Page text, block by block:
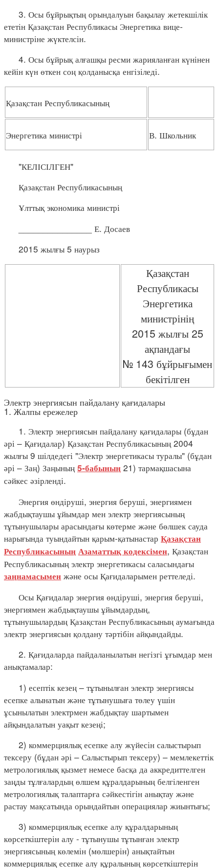
3. Осы бұйрықтың орындалуын бақылау жетекшілік
ететін Қазақстан Республикасы Энергетика вице-
министріне жүктелсін.
4. Осы бұйрық алғашқы ресми жарияланған күнінен
кейін күн өткен соң қолданысқа енгізіледі.
Қазақстан Республикасының
Энергетика министрі В. Школьник
"КЕЛІСІЛГЕН"
Қазақстан Республикасының
Ұлттық экономика министрі
_______________ Е. Досаев
2015 жылғы 5 наурыз
Қазақстан
Республикасы
Энергетика
министрінің
2015 жылғы 25
ақпандағы
№ 143 бұйрығымен
бекітілген
Электр энергиясын пайдалану қағидалары
1. Жалпы ережелер
1. Электр энергиясын пайдалану қағидалары (бұдан
әрі – Қағидалар) Қазақстан Республикасының 2004
жылғы 9 шілдедегі "Электр энергетикасы туралы" (бұдан
әрі – Заң) Заңының 5-бабының 21) тармақшасына
сәйкес әзірленді.
Энергия өндіруші, энергия беруші, энергиямен
жабдықтаушы ұйымдар мен электр энергиясының
тұтынушылары арасындағы көтерме және бөлшек сауда
нарығында туындайтын қарым-қатынастар Қазақстан
Республикасының Азаматтық кодексімен, Қазақстан
Республикасының электр энергетикасы саласындағы
заңнамасымен және осы Қағидаларымен реттеледі.
Осы Қағидалар энергия өндіруші, энергия беруші,
энергиямен жабдықтаушы ұйымдардың,
тұтынушылардың Қазақстан Республикасының аумағында
электр энергиясын қолдану тәртібін айқындайды.
2. Қағидаларда пайдаланылатын негізгі ұғымдар мен
анықтамалар:
1) есептік кезең – тұтынылған электр энергиясы
есепке алынатын және тұтынушыға төлеу үшін
ұсынылатын электрмен жабдықтау шартымен
айқындалатын уақыт кезеңі;
2) коммерциялық есепке алу жүйесін салыстырып
тексеру (бұдан әрі – Салыстырып тексеру) – мемлекеттік
метрологиялық қызмет немесе басқа да аккредиттелген
заңды тұлғалардың өлшем құралдарының белгіленген
метрологиялық талаптарға сәйкестігін анықтау және
растау мақсатында орындайтын операциялар жиынтығы;
3) коммерциялық есепке алу құралдарының
көрсеткіштерін алу - тұтынушы тұтынған электр
энергиясының көлемін (мөлшерін) анықтайтын
коммерциялық есепке алу құралының көрсеткіштерін